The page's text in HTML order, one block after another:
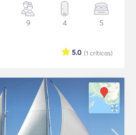
9 4 5
(1 críticas)
5.0